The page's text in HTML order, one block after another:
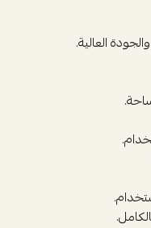
العالية.